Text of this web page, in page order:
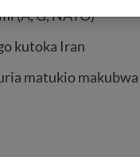
(A, G, NATO)
kutoka Iran
matukio